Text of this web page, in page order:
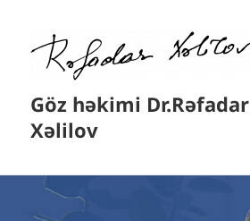
Göz həkimi Dr.Rəfadar
Xəlilov